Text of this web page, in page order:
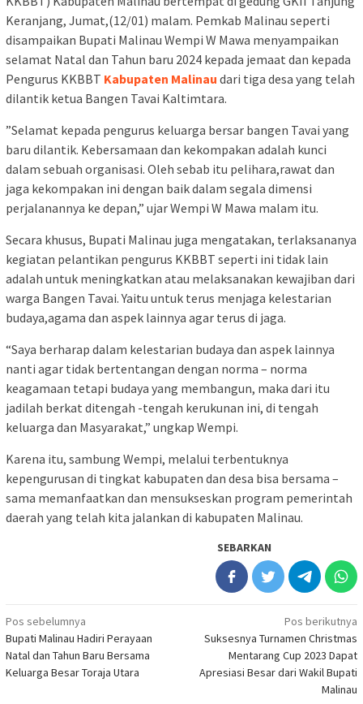
Keranjang, Jumat,(12/01) malam. Pemkab Malinau seperti
disampaikan Bupati Malinau Wempi W Mawa menyampaikan
selamat Natal dan Tahun baru 2024 kepada jemaat dan kepada
Pengurus KKBBT Kabupaten Malinau dari tiga desa yang telah
dilantik ketua Bangen Tavai Kaltimtara.
”Selamat kepada pengurus keluarga bersar bangen Tavai yang
baru dilantik. Kebersamaan dan kekompakan adalah kunci
dalam sebuah organisasi. Oleh sebab itu pelihara,rawat dan
jaga kekompakan ini dengan baik dalam segala dimensi
perjalanannya ke depan,” ujar Wempi W Mawa malam itu.
Secara khusus, Bupati Malinau juga mengatakan, terlaksananya
kegiatan pelantikan pengurus KKBBT seperti ini tidak lain
adalah untuk meningkatkan atau melaksanakan kewajiban dari
warga Bangen Tavai. Yaitu untuk terus menjaga kelestarian
budaya,agama dan aspek lainnya agar terus di jaga.
“Saya berharap dalam kelestarian budaya dan aspek lainnya
nanti agar tidak bertentangan dengan norma – norma
keagamaan tetapi budaya yang membangun, maka dari itu
jadilah berkat ditengah -tengah kerukunan ini, di tengah
keluarga dan Masyarakat,” ungkap Wempi.
Karena itu, sambung Wempi, melalui terbentuknya
kepengurusan di tingkat kabupaten dan desa bisa bersama –
sama memanfaatkan dan mensukseskan program pemerintah
daerah yang telah kita jalankan di kabupaten Malinau.
SEBARKAN
Navigasi
pos
Pos sebelumnya
Bupati Malinau Hadiri Perayaan
Natal dan Tahun Baru Bersama
Keluarga Besar Toraja Utara
Pos berikutnya
Suksesnya Turnamen Christmas
Mentarang Cup 2023 Dapat
Apresiasi Besar dari Wakil Bupati
Malinau